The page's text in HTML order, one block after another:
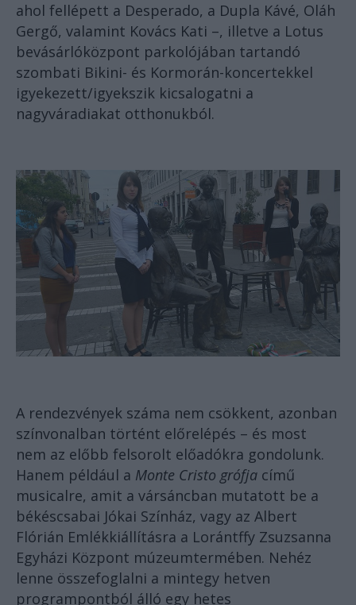
ahol fellépett a Desperado, a Dupla Kávé, Oláh
Gergő, valamint Kovács Kati –, illetve a Lotus
bevásárlóközpont parkolójában tartandó
szombati Bikini- és Kormorán-koncertekkel
igyekezett/igyekszik kicsalogatni a
nagyváradiakat otthonukból.
A rendezvények száma nem csökkent, azonban
színvonalban történt előrelépés – és most
nem az előbb felsorolt előadókra gondolunk.
Hanem például a Monte Cristo grófja című
musicalre, amit a vársáncban mutatott be a
békéscsabai Jókai Színház, vagy az Albert
Flórián Emlékkiállításra a Lorántffy Zsuzsanna
Egyházi Központ múzeumtermében. Nehéz
lenne összefoglalni a mintegy hetven
programpontból álló egy hetes